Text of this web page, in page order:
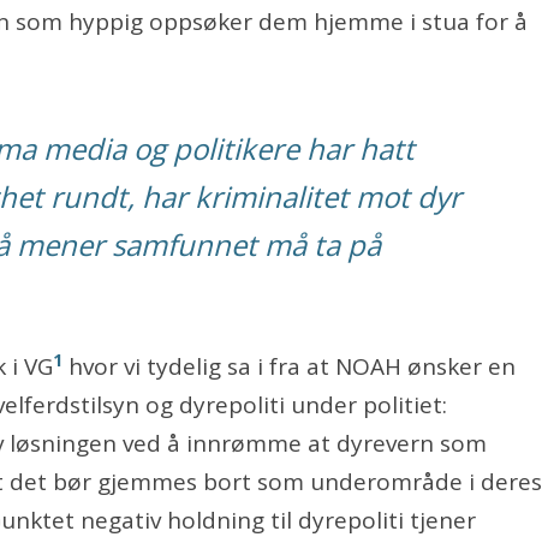
som hyppig oppsøker dem hjemme i stua for å
media og politikere har hatt
rundt, har kriminalitet mot dyr
mener samfunnet må ta på
VG1 hvor vi tydelig sa i fra at NOAH ønsker en
og dyrepoliti under politiet:
ved å innrømme at dyrevern som
bør gjemmes bort som underområde i deres
negativ holdning til dyrepoliti tjener